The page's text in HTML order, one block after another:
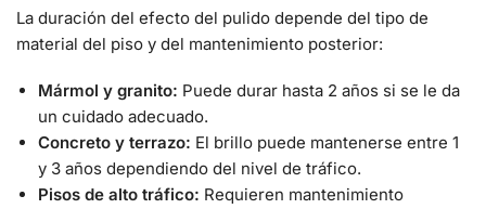
La duración del efecto del pulido depende del tipo de
material del piso y del mantenimiento posterior:
Mármol y granito: Puede durar hasta 2 años si se le da
un cuidado adecuado.
Concreto y terrazo: El brillo puede mantenerse entre 1
y 3 años dependiendo del nivel de tráfico.
Pisos de alto tráfico: Requieren mantenimiento